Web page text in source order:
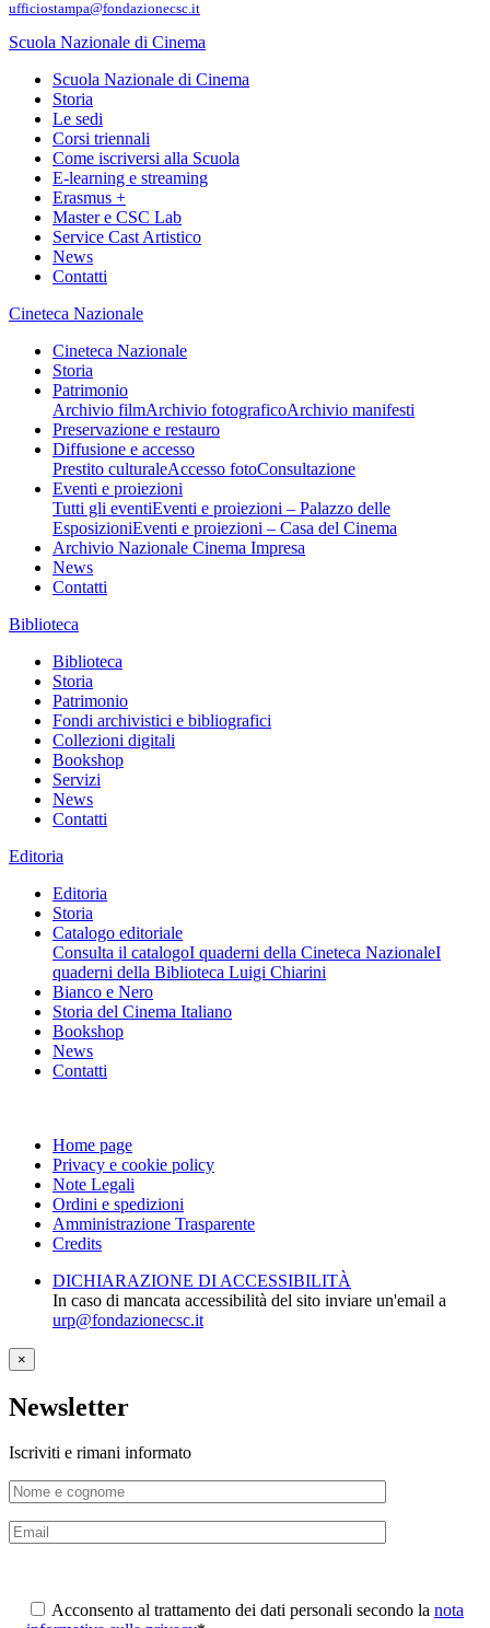
ufficiostampa@fondazionecsc.it
Scuola Nazionale di Cinema
Scuola Nazionale di Cinema
Storia
Le sedi
Corsi triennali
Come iscriversi alla Scuola
E-learning e streaming
Erasmus +
Master e CSC Lab
Service Cast Artistico
News
Contatti
Cineteca Nazionale
Cineteca Nazionale
Storia
Patrimonio
Archivio filmArchivio fotograficoArchivio manifesti
Preservazione e restauro
Diffusione e accesso
Prestito culturaleAccesso fotoConsultazione
Eventi e proiezioni
Tutti gli eventiEventi e proiezioni – Palazzo delle
EsposizioniEventi e proiezioni – Casa del Cinema
Archivio Nazionale Cinema Impresa
News
Contatti
Biblioteca
Biblioteca
Storia
Patrimonio
Fondi archivistici e bibliografici
Collezioni digitali
Bookshop
Servizi
News
Contatti
Editoria
Editoria
Storia
Catalogo editoriale
Consulta il catalogoI quaderni della Cineteca NazionaleI
quaderni della Biblioteca Luigi Chiarini
Bianco e Nero
Storia del Cinema Italiano
Bookshop
News
Contatti
Home page
Privacy e cookie policy
Note Legali
Ordini e spedizioni
Amministrazione Trasparente
Credits
DICHIARAZIONE DI ACCESSIBILITÀ
In caso di mancata accessibilità del sito inviare un'email a
urp@fondazionecsc.it
×
Newsletter
Iscriviti e rimani informato
Acconsento al trattamento dei dati personali secondo la nota